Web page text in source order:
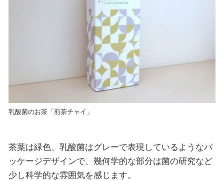
乳酸菌のお茶「煎茶チャイ」
茶葉は緑色、乳酸菌はグレーで表現しているようなパ
ッケージデザインで、幾何学的な部分は菌の研究など
少し科学的な雰囲気を感じます。